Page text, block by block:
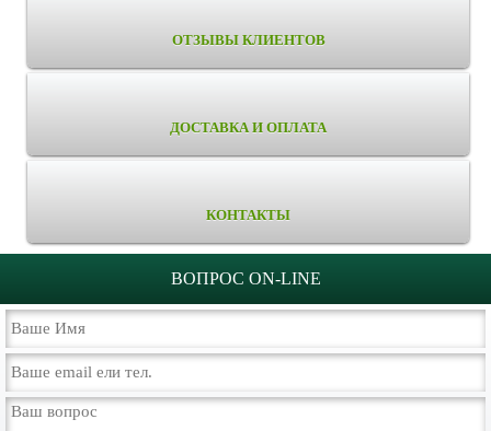
ОТЗЫВЫ КЛИЕНТОВ
ДОСТАВКА И ОПЛАТА
КОНТАКТЫ
ВОПРОС ON-LINE